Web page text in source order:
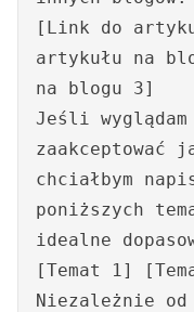
[Link do
artykułu na
na blogu 3]
Jeśli
zaakceptować
chciałbym
poniższych
idealne
[Temat 1]
Niezależnie od